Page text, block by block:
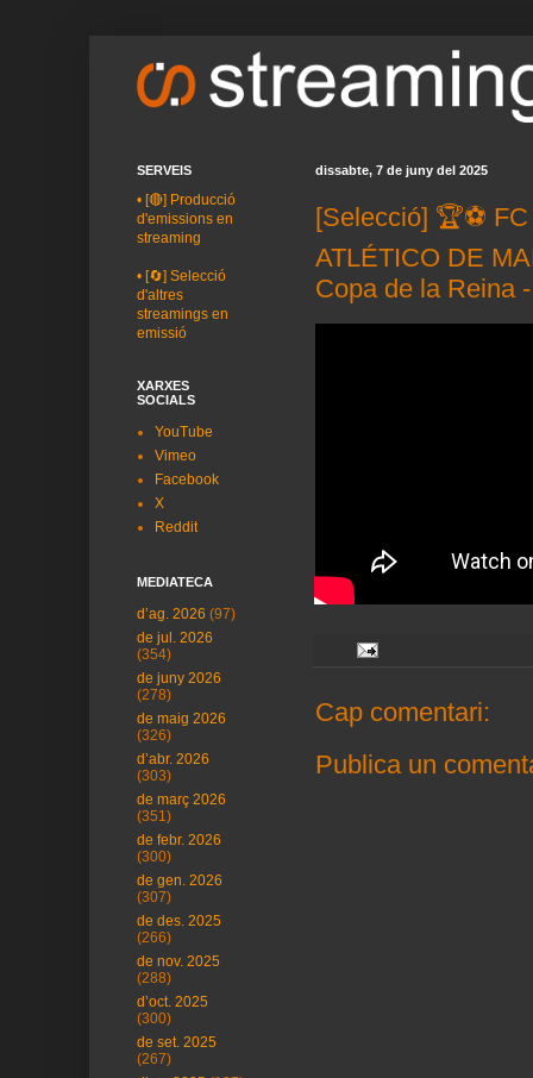
dissabte, 7 de juny del 2025
[Selecció] 🏆⚽️
ATLÉTICO DE
Copa de la Reina
Cap comentari:
Publica un
SERVEIS
• [🔴] Producció
d'emissions en
streaming
• [🔄] Selecció
d'altres
streamings en
emissió
XARXES
SOCIALS
YouTube
Vimeo
Facebook
X
Reddit
MEDIATECA
d’ag. 2026 (97)
de jul. 2026
(354)
de juny 2026
(278)
de maig 2026
(326)
d’abr. 2026
(303)
de març 2026
(351)
de febr. 2026
(300)
de gen. 2026
(307)
de des. 2025
(266)
de nov. 2025
(288)
d’oct. 2025
(300)
de set. 2025
(267)